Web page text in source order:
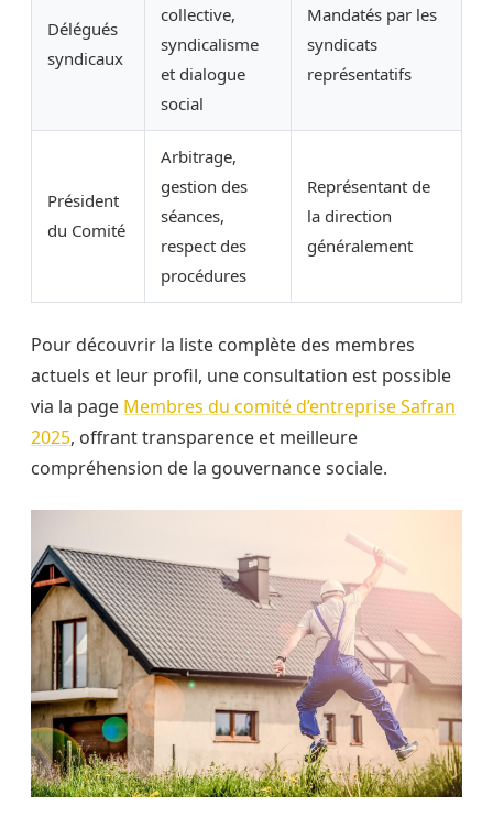
Délégués
syndicaux
collective,
syndicalisme
et dialogue
social
Mandatés par les
syndicats
représentatifs
Président
du Comité
Arbitrage,
gestion des
séances,
respect des
procédures
Représentant de
la direction
généralement
Pour découvrir la liste complète des membres
actuels et leur profil, une consultation est possible
via la page Membres du comité d’entreprise Safran
2025, offrant transparence et meilleure
compréhension de la gouvernance sociale.